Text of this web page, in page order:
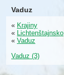
Vaduz
« Krajiny
« Lichtenštajnsko
« Vaduz
Vaduz (3)